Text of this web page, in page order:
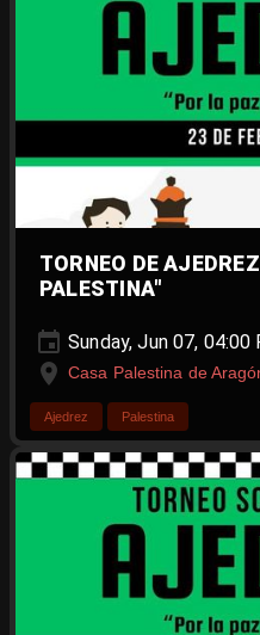
TORNEO DE
PALESTINA"
Sunday, Jun 07,
Casa Palestina de
Ajedrez Palestina